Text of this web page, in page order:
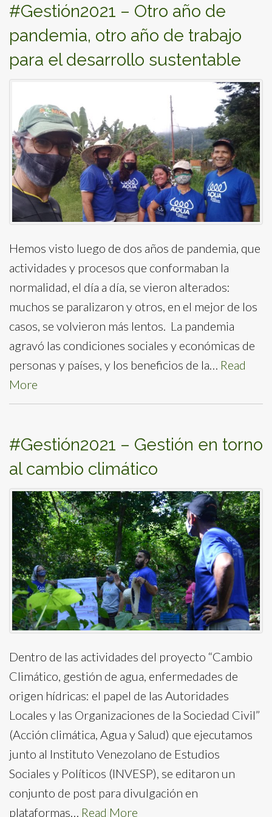
#Gestión2021 – Otro año de
pandemia, otro año de trabajo
para el desarrollo sustentable
Hemos visto luego de dos años de pandemia, que
actividades y procesos que conformaban la
normalidad, el día a día, se vieron alterados:
muchos se paralizaron y otros, en el mejor de los
casos, se volvieron más lentos. La pandemia
agravó las condiciones sociales y económicas de
personas y países, y los beneficios de la… Read
More
#Gestión2021 – Gestión en torno
al cambio climático
Dentro de las actividades del proyecto “Cambio
Climático, gestión de agua, enfermedades de
origen hídricas: el papel de las Autoridades
Locales y las Organizaciones de la Sociedad Civil”
(Acción climática, Agua y Salud) que ejecutamos
junto al Instituto Venezolano de Estudios
Sociales y Políticos (INVESP), se editaron un
conjunto de post para divulgación en
plataformas… Read More